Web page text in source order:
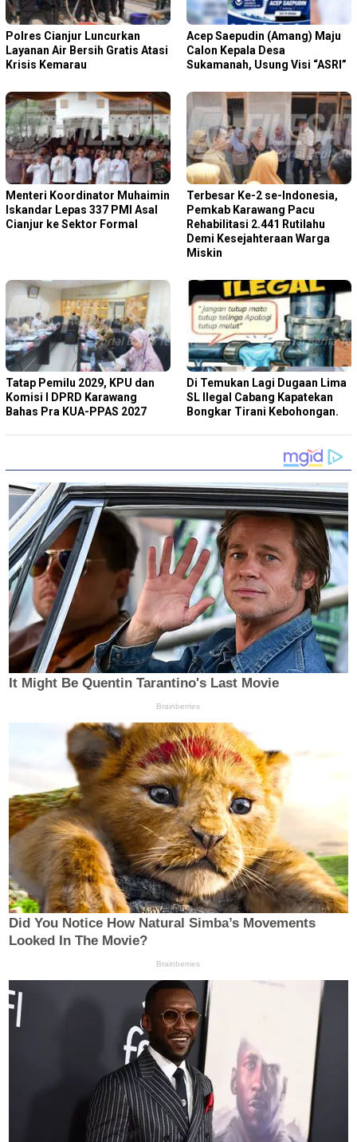
Polres Cianjur Luncurkan
Layanan Air Bersih Gratis Atasi
Krisis Kemarau
Acep Saepudin (Amang) Maju
Calon Kepala Desa
Sukamanah, Usung Visi “ASRI”
Menteri Koordinator Muhaimin
Iskandar Lepas 337 PMI Asal
Cianjur ke Sektor Formal
Terbesar Ke-2 se-Indonesia,
Pemkab Karawang Pacu
Rehabilitasi 2.441 Rutilahu
Demi Kesejahteraan Warga
Miskin
Tatap Pemilu 2029, KPU dan
Komisi I DPRD Karawang
Bahas Pra KUA-PPAS 2027
Di Temukan Lagi Dugaan Lima
SL Ilegal Cabang Kapatekan
Bongkar Tirani Kebohongan.